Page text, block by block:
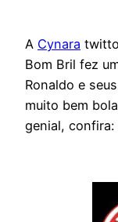
A Cynara
Bom Bril fez
Ronaldo e
muito bem
genial, confira: